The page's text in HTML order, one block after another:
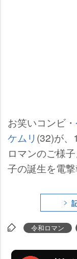
お笑いコンビ・
ケムリ (32)が、
ロマンのご様
子の誕生を電撃
令和ロマン